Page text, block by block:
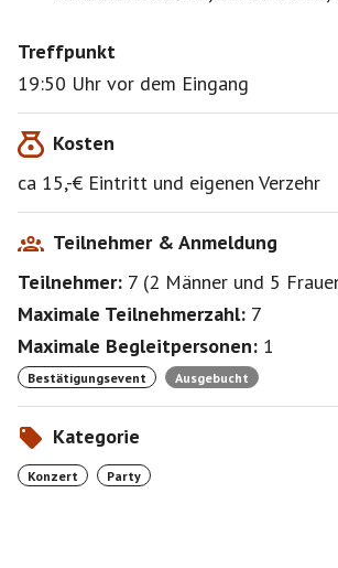
Treffpunkt
19:50 Uhr vor dem Eingang
Kosten
ca 15,-€ Eintritt und eigenen Verzehr
Teilnehmer & Anmeldung
Teilnehmer: 7 (2 Männer und 5
Maximale Teilnehmerzahl: 7
Maximale Begleitpersonen: 1
Bestätigungsevent Ausgebucht
Kategorie
Konzert Party